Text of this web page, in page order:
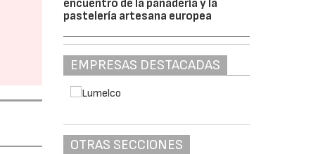
encuentro de la panadería y la
pastelería artesana europea
EMPRESAS DESTACADAS
OTRAS SECCIONES